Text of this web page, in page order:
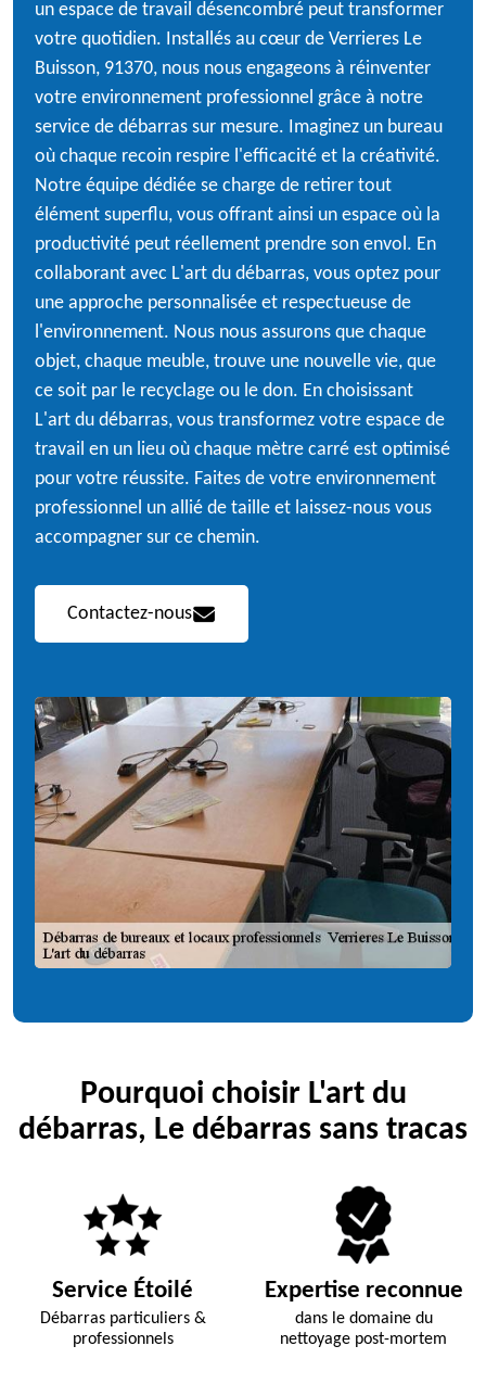
un espace de travail désencombré peut transformer
votre quotidien. Installés au cœur de Verrieres Le
Buisson, 91370, nous nous engageons à réinventer
votre environnement professionnel grâce à notre
service de débarras sur mesure. Imaginez un bureau
où chaque recoin respire l'efficacité et la créativité.
Notre équipe dédiée se charge de retirer tout
élément superflu, vous offrant ainsi un espace où la
productivité peut réellement prendre son envol. En
collaborant avec L'art du débarras, vous optez pour
une approche personnalisée et respectueuse de
l'environnement. Nous nous assurons que chaque
objet, chaque meuble, trouve une nouvelle vie, que
ce soit par le recyclage ou le don. En choisissant
L'art du débarras, vous transformez votre espace de
travail en un lieu où chaque mètre carré est optimisé
pour votre réussite. Faites de votre environnement
professionnel un allié de taille et laissez-nous vous
accompagner sur ce chemin.
Contactez-nous
Pourquoi choisir L'art du
débarras, Le débarras sans tracas
Service Étoilé
Débarras particuliers &
professionnels
Expertise reconnue
dans le domaine du
nettoyage post-mortem